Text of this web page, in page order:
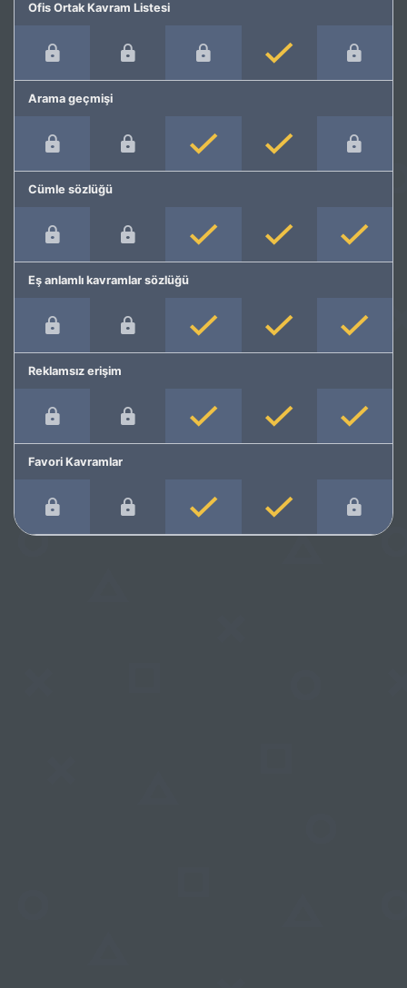
Ofis Ortak Kavram Listesi
Arama geçmişi
Cümle sözlüğü
Eş anlamlı kavramlar sözlüğü
Reklamsız erişim
Favori Kavramlar